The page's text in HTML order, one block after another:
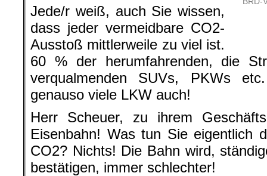
Jede/r weiß, auch Sie wissen,
dass jeder vermeidbare CO2-
Ausstoß mittlerweile zu viel ist.
60 % der herumfahrenden, die
verqualmenden SUVs, PKWs
genauso viele LKW auch!
Herr Scheuer, zu ihrem
Eisenbahn! Was tun Sie eigentlich
CO2? Nichts! Die Bahn wird,
bestätigen, immer schlechter!